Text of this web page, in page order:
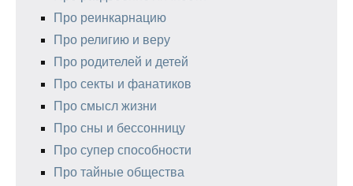
Про реинкарнацию
Про религию и веру
Про родителей и детей
Про секты и фанатиков
Про смысл жизни
Про сны и бессонницу
Про супер способности
Про тайные общества